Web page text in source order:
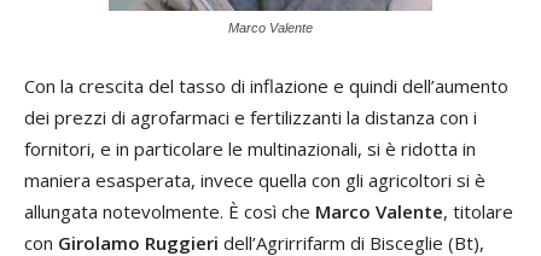
Marco Valente
Con la crescita del tasso di inflazione e quindi dell’aumento
dei prezzi di agrofarmaci e fertilizzanti la distanza con i
fornitori, e in particolare le multinazionali, si è ridotta in
maniera esasperata, invece quella con gli agricoltori si è
allungata notevolmente. È così che Marco Valente, titolare
con Girolamo Ruggieri dell’Agrirrifarm di Bisceglie (Bt),